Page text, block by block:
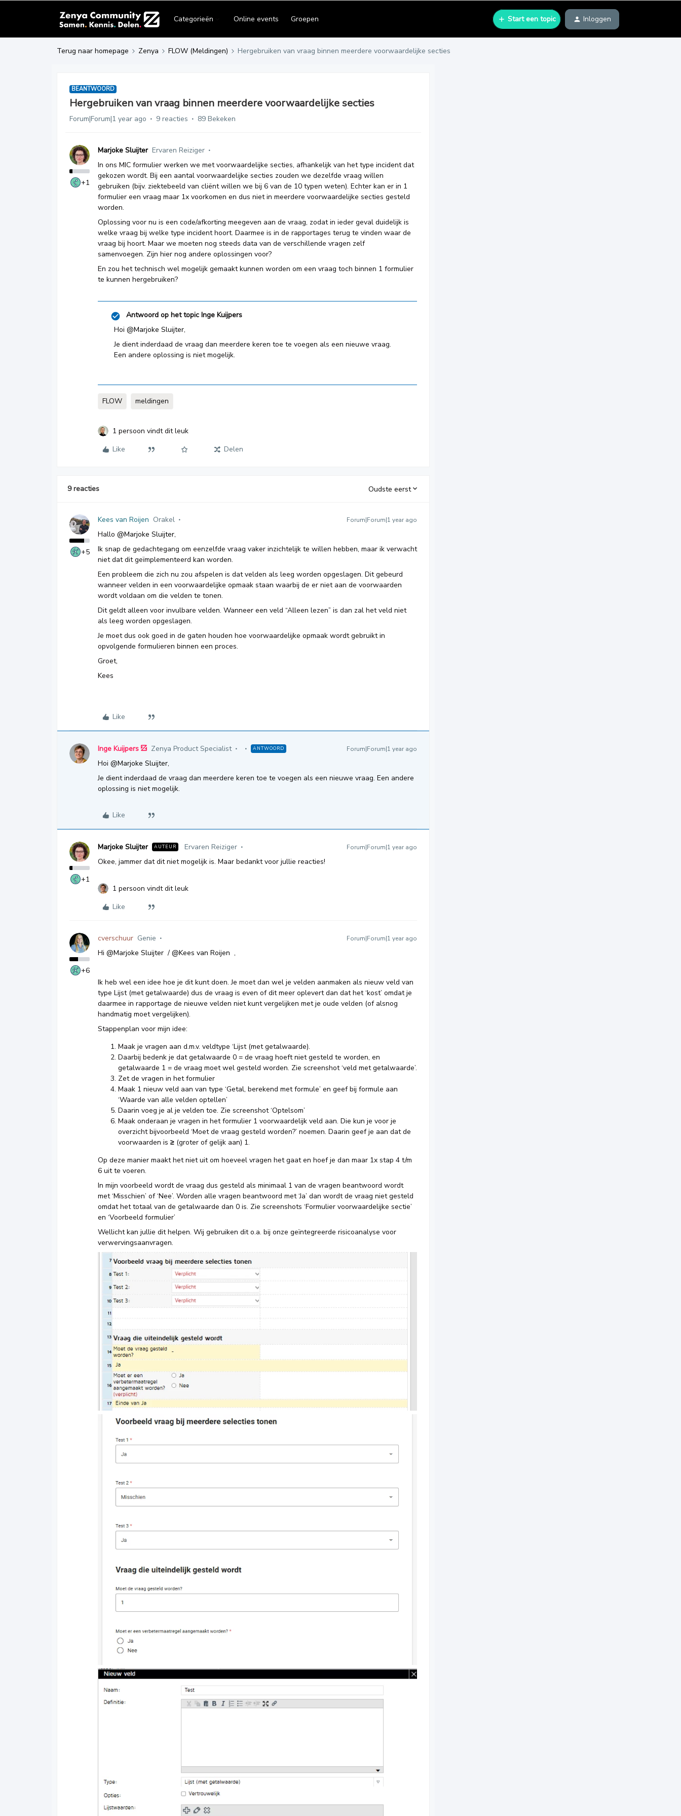
Categorieën Online events Groepen Start een topic Inloggen
Terug naar homepage Zenya FLOW (Meldingen) Hergebruiken van vraag binnen meerdere voorwaardelijke secties
BEANTWOORD
Hergebruiken van vraag binnen meerdere voorwaardelijke secties
Forum|Forum|1 year ago 9 reacties 89 Bekeken
+1
Marjoke Sluijter Ervaren Reiziger
In ons MIC formulier werken we met voorwaardelijke secties, afhankelijk van het type incident dat
gekozen wordt. Bij een aantal voorwaardelijke secties zouden we dezelfde vraag willen
gebruiken (bijv. ziektebeeld van cliënt willen we bij 6 van de 10 typen weten). Echter kan er in 1
formulier een vraag maar 1x voorkomen en dus niet in meerdere voorwaardelijke secties gesteld
worden.
Oplossing voor nu is een code/afkorting meegeven aan de vraag, zodat in ieder geval duidelijk is
welke vraag bij welke type incident hoort. Daarmee is in de rapportages terug te vinden waar de
vraag bij hoort. Maar we moeten nog steeds data van de verschillende vragen zelf
samenvoegen. Zijn hier nog andere oplossingen voor?
En zou het technisch wel mogelijk gemaakt kunnen worden om een vraag toch binnen 1 formulier
te kunnen hergebruiken?
Antwoord op het topic Inge Kuijpers
Hoi ​ @Marjoke Sluijter,
Je dient inderdaad de vraag dan meerdere keren toe te voegen als een nieuwe vraag.
Een andere oplossing is niet mogelijk.
FLOW meldingen
1 persoon vindt dit leuk
Like
Delen
9 reacties Oudste eerst
+5
Kees van Roijen Orakel Forum|Forum|1 year ago
Hallo ​ @Marjoke Sluijter,
Ik snap de gedachtegang om eenzelfde vraag vaker inzichtelijk te willen hebben, maar ik verwacht
niet dat dit geïmplementeerd kan worden.
Een probleem die zich nu zou afspelen is dat velden als leeg worden opgeslagen. Dit gebeurd
wanneer velden in een voorwaardelijke opmaak staan waarbij de er niet aan de voorwaarden
wordt voldaan om die velden te tonen.
Dit geldt alleen voor invulbare velden. Wanneer een veld “Alleen lezen” is dan zal het veld niet
als leeg worden opgeslagen.
Je moet dus ook goed in de gaten houden hoe voorwaardelijke opmaak wordt gebruikt in
opvolgende formulieren binnen een proces.
Groet,
Kees
Like
Inge Kuijpers Zenya Product Specialist ANTWOORD Forum|Forum|1 year ago
Hoi ​ @Marjoke Sluijter,
Je dient inderdaad de vraag dan meerdere keren toe te voegen als een nieuwe vraag. Een andere
oplossing is niet mogelijk.
Like
+1
Marjoke Sluijter AUTEUR Ervaren Reiziger Forum|Forum|1 year ago
Okee, jammer dat dit niet mogelijk is. Maar bedankt voor jullie reacties!
1 persoon vindt dit leuk
Like
+6
cverschuur Genie Forum|Forum|1 year ago
Hi ​ @Marjoke Sluijter / ​ @Kees van Roijen ,
Ik heb wel een idee hoe je dit kunt doen. Je moet dan wel je velden aanmaken als nieuw veld van
type Lijst (met getalwaarde) dus de vraag is even of dit meer oplevert dan dat het ‘kost’ omdat je
daarmee in rapportage de nieuwe velden niet kunt vergelijken met je oude velden (of alsnog
handmatig moet vergelijken).
Stappenplan voor mijn idee:
Maak je vragen aan d.m.v. veldtype ‘Lijst (met getalwaarde).
Daarbij bedenk je dat getalwaarde 0 = de vraag hoeft niet gesteld te worden, en
getalwaarde 1 = de vraag moet wel gesteld worden. Zie screenshot ‘veld met getalwaarde’.
Zet de vragen in het formulier
Maak 1 nieuw veld aan van type ‘Getal, berekend met formule’ en geef bij formule aan
‘Waarde van alle velden optellen’
Daarin voeg je al je velden toe. Zie screenshot ‘Optelsom’
Maak onderaan je vragen in het formulier 1 voorwaardelijk veld aan. Die kun je voor je
overzicht bijvoorbeeld ‘Moet de vraag gesteld worden?’ noemen. Daarin geef je aan dat de
voorwaarden is ≥ (groter of gelijk aan) 1.
Op deze manier maakt het niet uit om hoeveel vragen het gaat en hoef je dan maar 1x stap 4 t/m
6 uit te voeren.
In mijn voorbeeld wordt de vraag dus gesteld als minimaal 1 van de vragen beantwoord wordt
met ‘Misschien’ of ‘Nee’. Worden alle vragen beantwoord met ‘Ja’ dan wordt de vraag niet gesteld
omdat het totaal van de getalwaarde dan 0 is. Zie screenshots ‘Formulier voorwaardelijke sectie’
en ‘Voorbeeld formulier’
Wellicht kan jullie dit helpen. Wij gebruiken dit o.a. bij onze geïntegreerde risicoanalyse voor
verwervingsaanvragen.